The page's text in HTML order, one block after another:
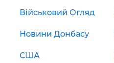
Військовий Огляд
Новини Донбасу
США